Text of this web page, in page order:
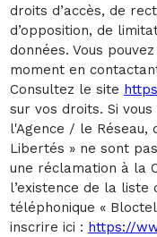
droits d’accès, de
d’opposition, de
données. Vous
moment en
Consultez le site
sur vos droits. Si
l'Agence / le Réseau,
Libertés » ne sont
une réclamation à la
l’existence de la liste
téléphonique «
inscrire ici : https://